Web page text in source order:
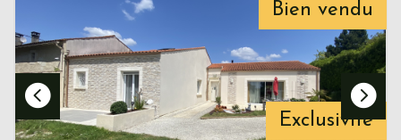
Bien vendu
Exclusivité